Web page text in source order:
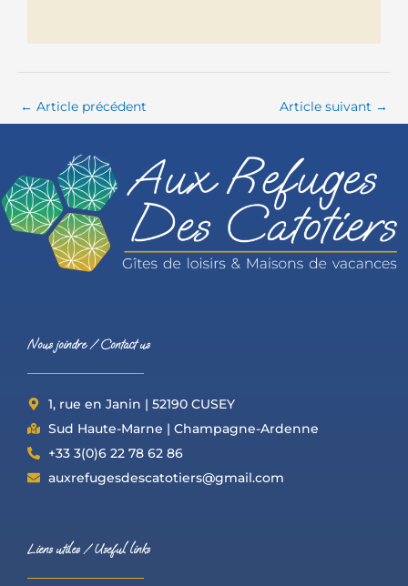
← Article précédent Article suivant →
Nous joindre / Contact us
1, rue en Janin | 52190 CUSEY
Sud Haute-Marne | Champagne-Ardenne
+33 3(0)6 22 78 62 86
auxrefugesdescatotiers@gmail.com
Liens utiles / Useful links